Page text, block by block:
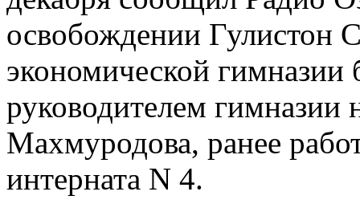
освобождении Гулистон
экономической
руководителем гимназии
Махмуродова, ранее
интерната N 4.